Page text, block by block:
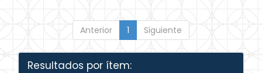
Anterior 1 Siguiente
Resultados por ítem: